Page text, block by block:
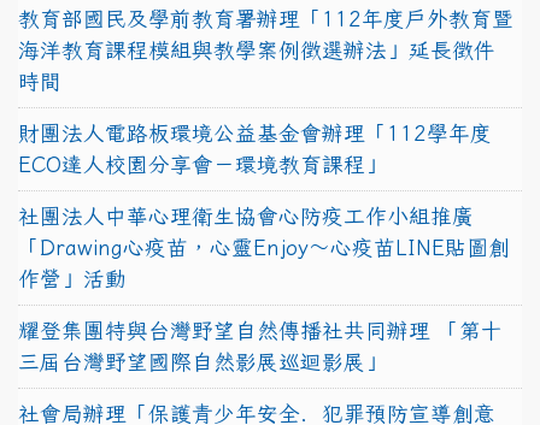
教育部國民及學前教育署辦理「112年度戶外教育暨
海洋教育課程模組與教學案例徵選辦法」延長徵件
時間
財團法人電路板環境公益基金會辦理「112學年度
ECO達人校園分享會－環境教育課程」
社團法人中華心理衛生協會心防疫工作小組推廣
「Drawing心疫苗，心靈Enjoy〜心疫苗LINE貼圖創
作營」活動
耀登集團特與台灣野望自然傳播社共同辦理 「第十
三屆台灣野望國際自然影展巡迴影展」
社會局辦理「保護青少年安全．犯罪預防宣導創意